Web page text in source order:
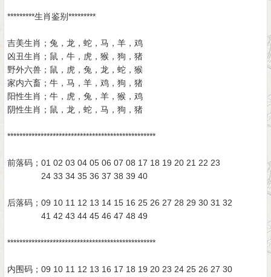
*********生肖鉴别*********
吉美生肖；兔，龙，蛇，马，羊，鸡
凶丑生肖；鼠，牛，虎，猴，狗，猪
野外六兽；鼠，虎，兔，龙，蛇，猴
家内六畜；牛，马，羊，鸡，狗，猪
阳性生肖；牛，虎，兔，羊，猴，鸡
阴性生肖；鼠，龙，蛇，马，狗，猪
*************************************************
前落码；01 02 03 04 05 06 07 08 17 18 19 20 21 22 23
24 33 34 35 36 37 38 39 40
后落码；09 10 11 12 13 14 15 16 25 26 27 28 29 30 31 32
41 42 43 44 45 46 47 48 49
*************************************************
内围码；09 10 11 12 13 16 17 18 19 20 23 24 25 26 27 30